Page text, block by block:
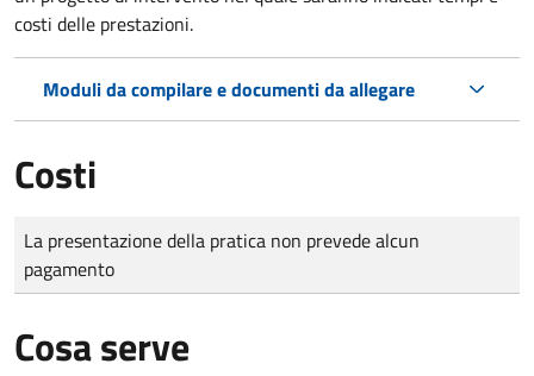
costi delle prestazioni.
Moduli da compilare e documenti da allegare
Costi
Tipo di pagamento
Importo
La presentazione della pratica non prevede alcun
pagamento
Cosa serve